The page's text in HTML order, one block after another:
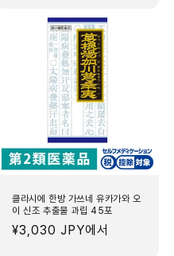
클라시에 한방 가쓰네 유카가와 오
이 신조 추출물 과립 45포
정
¥3,030 JPY에서